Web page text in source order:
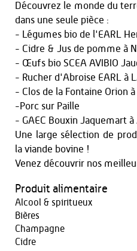
Découvrez le monde du
dans une seule pièce :
- Légumes bio de l'EARL
- Cidre & Jus de pomme à
- Œufs bio SCEA AVIBIO
- Rucher d'Abroise EARL à
- Clos de la Fontaine Orion à
-Porc sur Paille
- GAEC Bouxin Jaquemart
Une large sélection de
la viande bovine !
Venez découvrir nos
Produit alimentaire
Alcool & spiritueux
Bières
Champagne
Cidre